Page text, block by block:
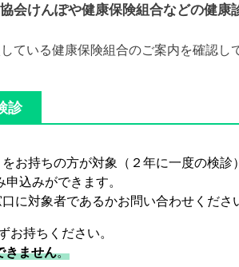
協会けんぽや健康保険組合などの健康
ている健康保険組合のご案内を確認し
診
お持ちの方が対象（２年に一度の検診
申込みができます。
に対象者であるかお問い合わせくださ
持ちください。
きません。